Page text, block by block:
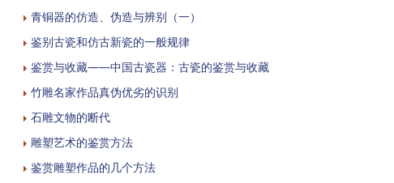
青铜器的仿造、伪造与辨别（一）
鉴别古瓷和仿古新瓷的一般规律
鉴赏与收藏——中国古瓷器：古瓷的鉴赏与收藏
竹雕名家作品真伪优劣的识别
石雕文物的断代
雕塑艺术的鉴赏方法
鉴赏雕塑作品的几个方法